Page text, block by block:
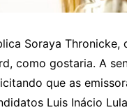
Soraya
como gostaria. A
que as
Luis Inácio